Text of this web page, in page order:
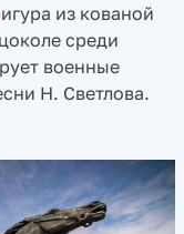
из кованой
среди
военные
Н. Светлова.